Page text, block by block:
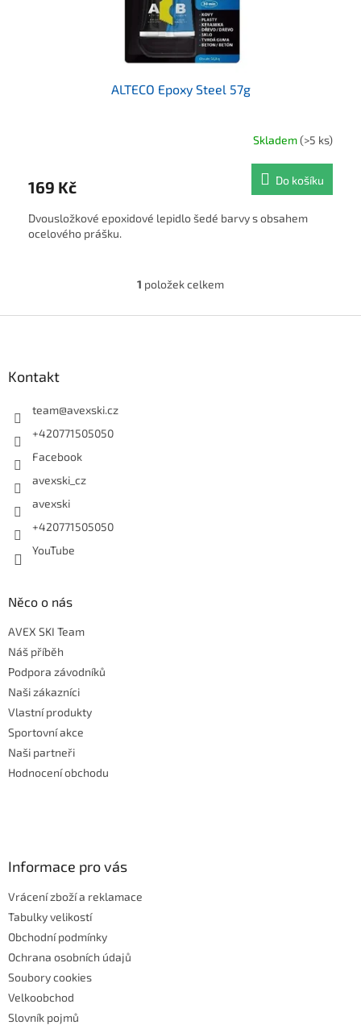
ALTECO Epoxy Steel 57g
Skladem(>5 ks)
169 Kč Do košíku
Dvousložkové epoxidové lepidlo šedé barvy s obsahem
ocelového prášku.
Ovládací prvky výpisu
1 položek celkem
Kontakt
team@avexski.cz
+420771505050
Facebook
avexski_cz
avexski
+420771505050
YouTube
Něco o nás
AVEX SKI Team
Náš příběh
Podpora závodníků
Naši zákazníci
Vlastní produkty
Sportovní akce
Naši partneři
Hodnocení obchodu
Informace pro vás
Vrácení zboží a reklamace
Tabulky velikostí
Obchodní podmínky
Ochrana osobních údajů
Soubory cookies
Velkoobchod
Slovník pojmů